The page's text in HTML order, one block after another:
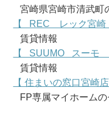
宮崎県宮崎市清武町
【 REC レック宮崎
賃貸情報
【 SUUMO スーモ
賃貸情報
【 住まいの窓口宮崎店
FP専属マイホーム